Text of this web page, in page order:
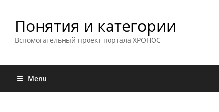
Понятия и категории
Вспомогательный проект портала ХРОНОС
Menu